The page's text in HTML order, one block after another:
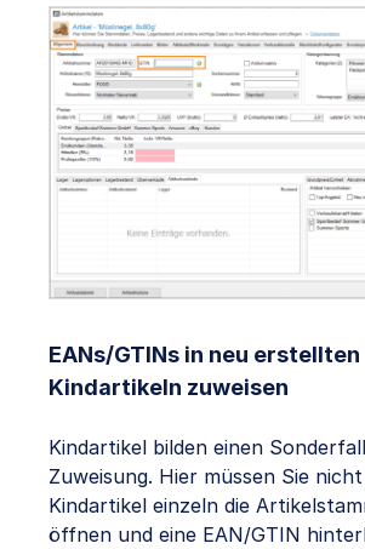
EANs/GTINs in neu erstellten
Kindartikeln zuweisen
Kindartikel bilden einen
Zuweisung. Hier müssen Sie
Kindartikel einzeln die
öffnen und eine EAN/GTIN